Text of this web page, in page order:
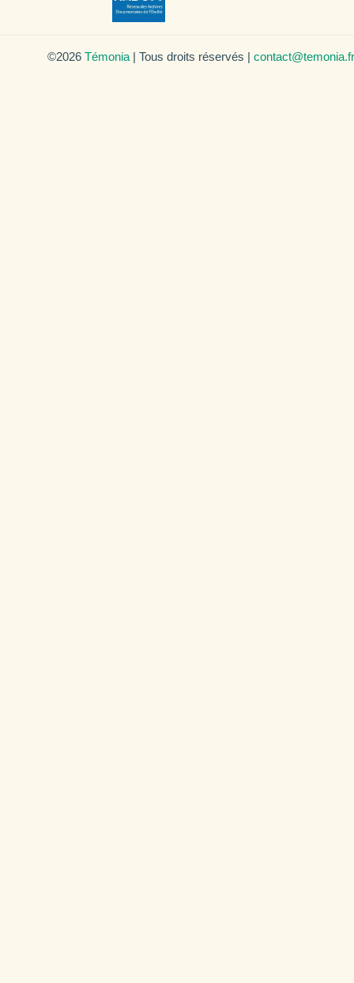
©2026 Témonia | Tous droits réservés | contact@temonia.fr